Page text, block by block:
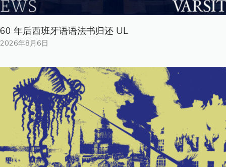
60 年后西班牙语语法书归还 UL
2026年8月6日